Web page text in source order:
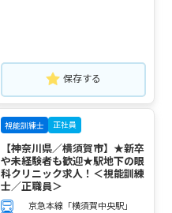
保存する
視能訓練士 正社員
【神奈川県／横須賀市】★新卒
や未経験者も歓迎★駅地下の眼
科クリニック求人！＜視能訓練
士／正職員＞
京急本線「横須賀中央駅」